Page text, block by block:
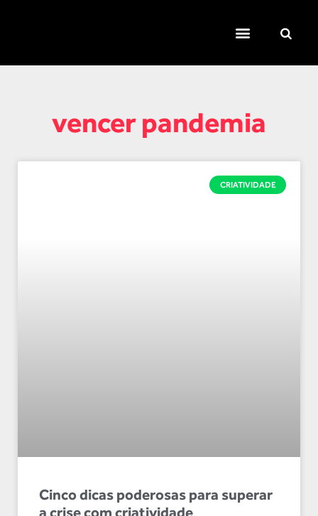
vencer pandemia
CRIATIVIDADE
Cinco dicas poderosas para superar
a crise com criatividade